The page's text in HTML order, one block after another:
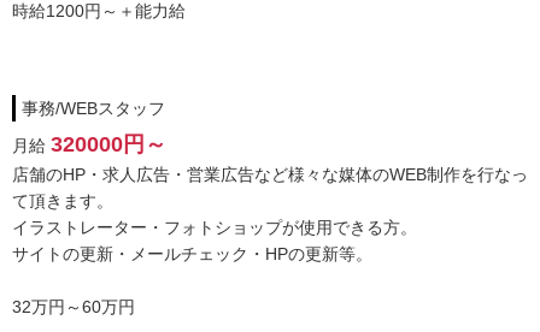
時給1200円～＋能力給
事務/WEBスタッフ
月給 320000円～
店舗のHP・求人広告・営業広告など様々な媒体のWEB制作を行なっ
て頂きます。
イラストレーター・フォトショップが使用できる方。
サイトの更新・メールチェック・HPの更新等。
32万円～60万円